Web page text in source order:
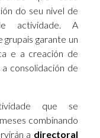
do seu nivel de
actividade. A
grupais garante un
e a creación de
consolidación de
que se
combinando
a directoral